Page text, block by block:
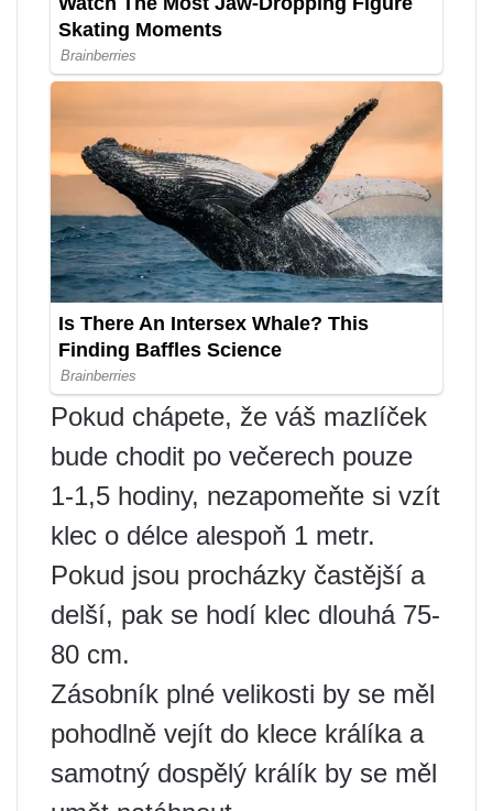
Pokud chápete, že váš mazlíček
bude chodit po večerech pouze
1-1,5 hodiny, nezapomeňte si vzít
klec o délce alespoň 1 metr.
Pokud jsou procházky častější a
delší, pak se hodí klec dlouhá 75-
80 cm.
Zásobník plné velikosti by se měl
pohodlně vejít do klece králíka a
samotný dospělý králík by se měl